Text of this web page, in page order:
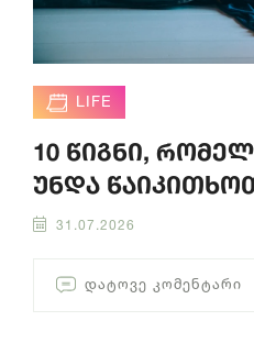
LIFE
10 წიგნი,
უნდა
31.07.2026
ᲓᲐᲢᲝᲕᲔ ᲙᲝᲛᲔᲜᲢᲐᲠᲘ